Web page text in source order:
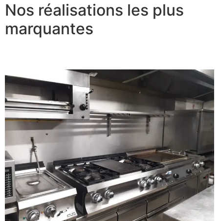
Nos réalisations les plus
marquantes